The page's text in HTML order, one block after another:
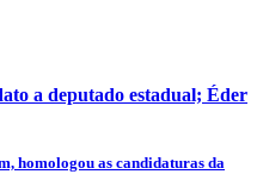
a deputado estadual; Éder
homologou as candidaturas da